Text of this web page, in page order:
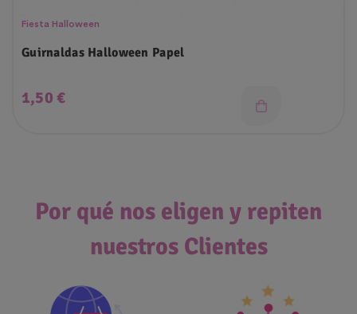
Fiesta Halloween
Guirnaldas Halloween Papel
Precio
1,50 €
Por qué nos eligen y repiten
nuestros Clientes